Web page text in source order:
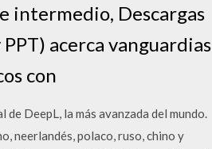
intermedio, Descargas
acerca vanguardias
con
DeepL, la más avanzada del mundo.
neerlandés, polaco, ruso, chino y